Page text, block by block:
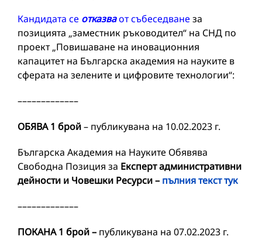
Кандидата се отказваот събеседване за
позицията „заместник ръководител“ на СНД по
проект „Повишаване на иновационния
капацитет на Българска академия на науките в
сферата на зелените и цифровите технологии“:
–––––––––––––
ОБЯВА 1 брой– публикувана на 10.02.2023 г.
Българска Академия на Науките Обявява
Свободна Позиция за Експерт административни
дейности и Човешки Ресурси – пълния текст тук
–––––––––––––
ПОКАНА 1 брой – публикувана на 07.02.2023 г.